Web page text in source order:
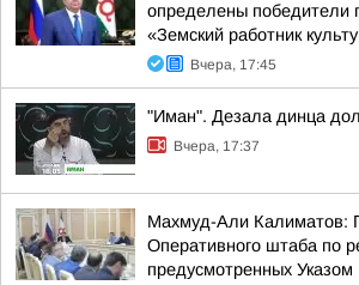
определены победители
«Земский работник
Вчера, 17:45
"Иман". Дезала динца
Вчера, 17:37
Махмуд-Али Калиматов:
Оперативного штаба по
предусмотренных